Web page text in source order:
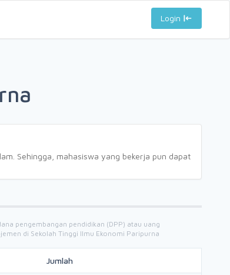
Login
Sehingga, mahasiswa yang bekerja pun dapat
pengembangan pendidikan (DPP) atau uang
di Sekolah Tinggi Ilmu Ekonomi Paripurna
Jumlah